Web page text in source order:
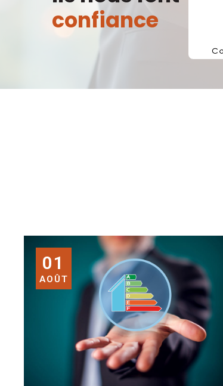
confiance
01
AOÛT